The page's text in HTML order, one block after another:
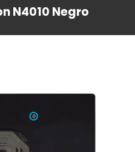
N4010 Negro